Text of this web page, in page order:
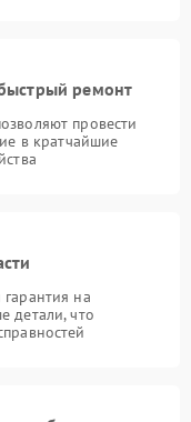
ремонт
провести
в кратчайшие
на
детали, что